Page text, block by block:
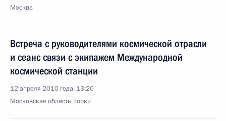
Москва
Встреча с руководителями космической отрасли
и сеанс связи с экипажем Международной
космической станции
12 апреля 2010 года, 13:20
Московская область, Горки